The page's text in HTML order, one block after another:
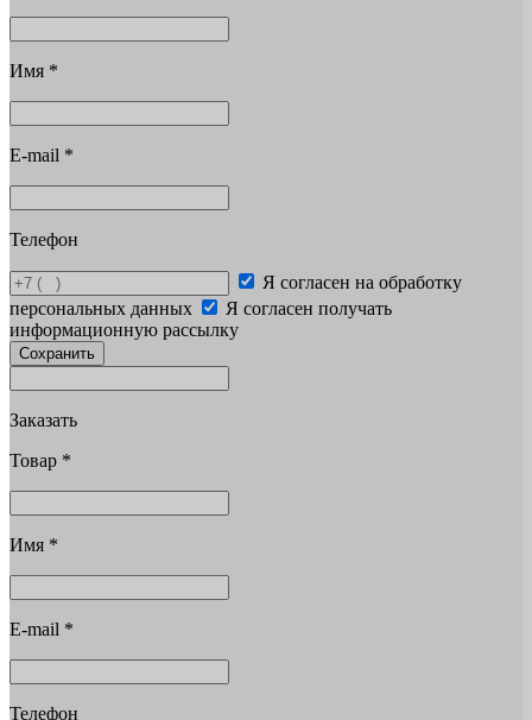
Имя *
E-mail *
Телефон
Я согласен на обработку
персональных данных
Я согласен получать
информационную рассылку
Сохранить
Заказать
Товар *
Имя *
E-mail *
Телефон